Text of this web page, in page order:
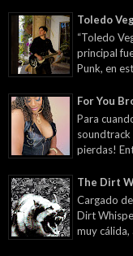
Toledo
“Toledo
principal
Punk, en
For You
Para
pierdas!
The Dirt
Cargado
Dirt
muy cálida,